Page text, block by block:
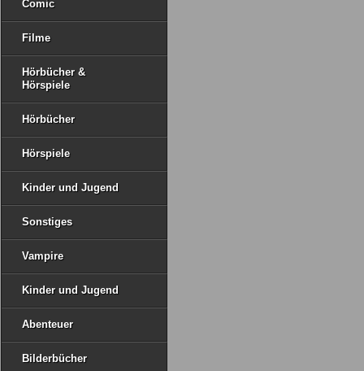
Comic
Filme
Hörbücher &
Hörspiele
Hörbücher
Hörspiele
Kinder und Jugend
Sonstiges
Vampire
Kinder und Jugend
Abenteuer
Bilderbücher